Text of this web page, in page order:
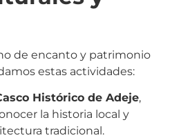
de encanto y patrimonio
estas actividades:
Histórico de Adeje,
la historia local y
tradicional.